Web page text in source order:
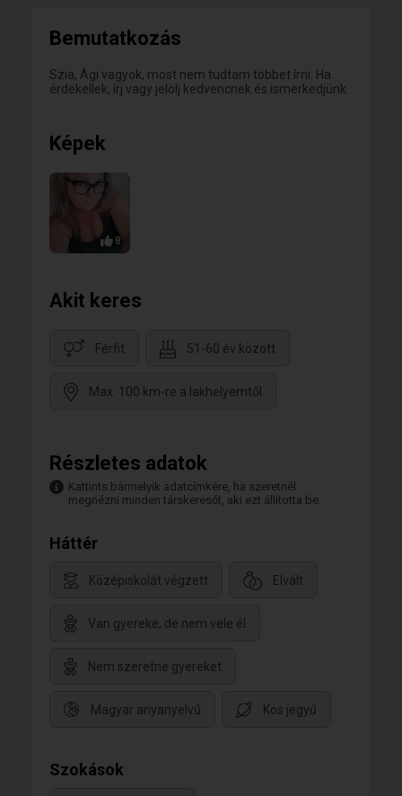
Bemutatkozás
Szia, Ági vagyok, most nem tudtam többet írni. Ha
érdekellek, írj vagy jelölj kedvencnek és ismerkedjünk.
Képek
8
Akit keres
Férfit 51-60 év között
Max. 100 km-re a lakhelyemtől
Részletes adatok
Kattints bármelyik adatcímkére, ha szeretnél
megnézni minden társkeresőt, aki ezt állította be.
Háttér
Középiskolát végzett Elvált
Van gyereke, de nem vele él
Nem szeretne gyereket
Magyar anyanyelvű Kos jegyű
Szokások